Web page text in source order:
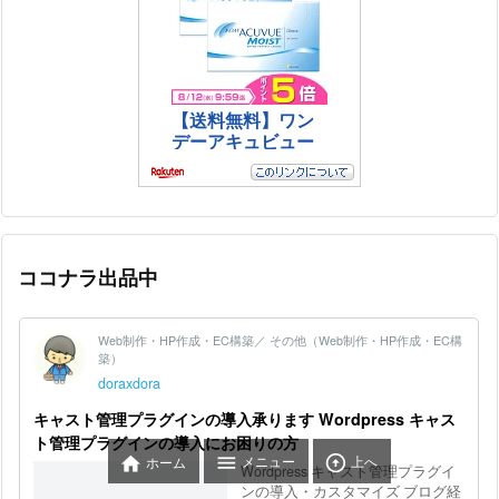
ココナラ出品中
 ホーム  メニュー  上へ